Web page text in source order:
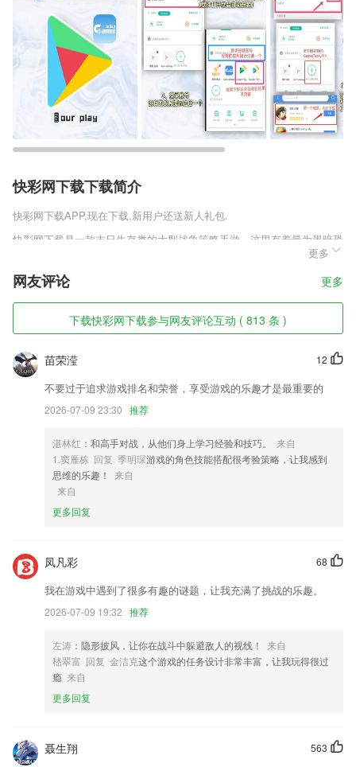
快彩网下载下载简介
快彩网下载APP,现在下载,新用户还送新人礼包.
快彩网下载是一款末日生存类的大型战争策略手游，这里有着最为黑暗恐
怖的战争玩法，你将作为一名指挥官，在这个茫茫的死亡废土中进行一次
次战斗，为了自己的生存而战，击退不死的丧尸军团，同时防御其他生还
者的进攻，让自己成为人类最后的希望。
快彩网下载软件特色
1,如果你脑洞突然开了，别忘了来一刀！不求一语惊人，只求你玩得开
心。
2,新屈原提供了非常便捷的预约办事入口，免去了线下办事的繁琐步骤，
更省时间一些。
3,个人和企业2265用户可以选择菜单、商城和名片三种类型模板生成
4,智能化的服务方式帮助用户提升管理效率，非常的简便易用。
5,提供了权威专家视频直播、海量医界专家培训视频，内容涵盖医院管
理、医院营销、医院经营、医院服务等服务。
6,公共下载
1.超全的课程可以更好的在线了解，针对不一样的课程信息及时的在线知
晓。
2.可对技能中心场地及其各类硬件进行信息化管理，并可在空闲时段提供
智能化技能训练预约功能给学员进行学习训练，提高技能中心利用率
3.在家中就能进行 STEM 实践。
4.是款汇总数学、物理等各类课程资源的软件，超贴心的线上视频授课模
5.提供给大家打卡计时的功能，让大家模拟教室学习更有意思；
快彩网下载更新了什么?
更多
网友评论 更多
下载快彩网下载参与网友评论互动 ( 813 条 )
12
苗荣滢
不要过于追求游戏排名和荣誉，享受游戏的乐趣才是最重要的
2026-07-09 23:30 推荐
湛林红 ：和高手对战，从他们身上学习经验和技巧。
来自
1.窦雁栋 回复 季明琛游戏的角色技能搭配很考验策略，让我感到
思维的乐趣！
来自
来自
更多回复
68
凤凡彩
我在游戏中遇到了很多有趣的谜题，让我充满了挑战的乐趣。
2026-07-09 19:32 推荐
左涛 ：隐形披风，让你在战斗中躲避敌人的视线！
来自
嵇翠富 回复 金洁克这个游戏的任务设计非常丰富，让我玩得很过
瘾 来自
更多回复
563
聂生翔